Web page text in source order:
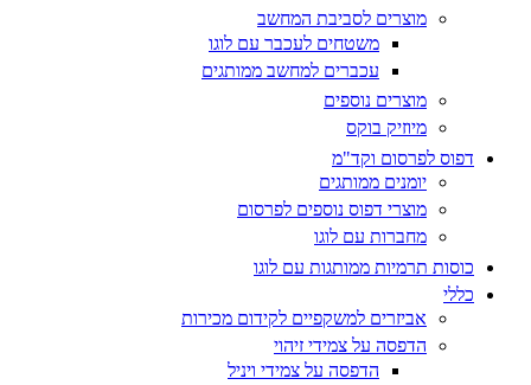
מוצרים לסביבת המחשב
משטחים לעכבר עם לוגו
עכברים למחשב ממותגים
מוצרים נוספים
מיוזיק בוקס
דפוס לפרסום וקד"מ
יומנים ממותגים
מוצרי דפוס נוספים לפרסום
מחברות עם לוגו
כוסות תרמיות ממותגות עם לוגו
כללי
אביזרים למשקפיים לקידום מכירות
הדפסה על צמידי זיהוי
הדפסה על צמידי ויניל